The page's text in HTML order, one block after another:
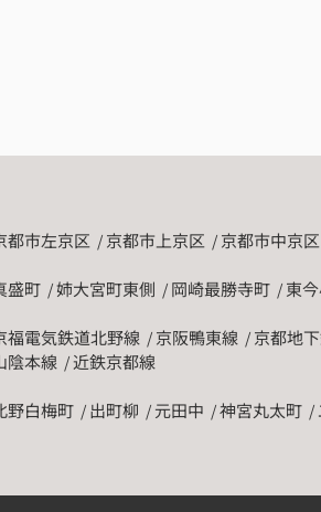
都市左京区 京都市上京区 京都市中京区
盛町 姉大宮町東側 岡崎最勝寺町 東
福電気鉄道北野線 京阪鴨東線 京都地
陰本線
近鉄京都線
野白梅町 出町柳 元田中 神宮丸太町